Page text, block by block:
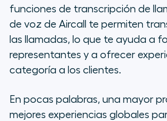
funciones de transcripción de
de voz de Aircall te permiten
las llamadas, lo que te ayuda a
representantes y a ofrecer
categoría a los clientes.
En pocas palabras, una mayor
mejores experiencias globales